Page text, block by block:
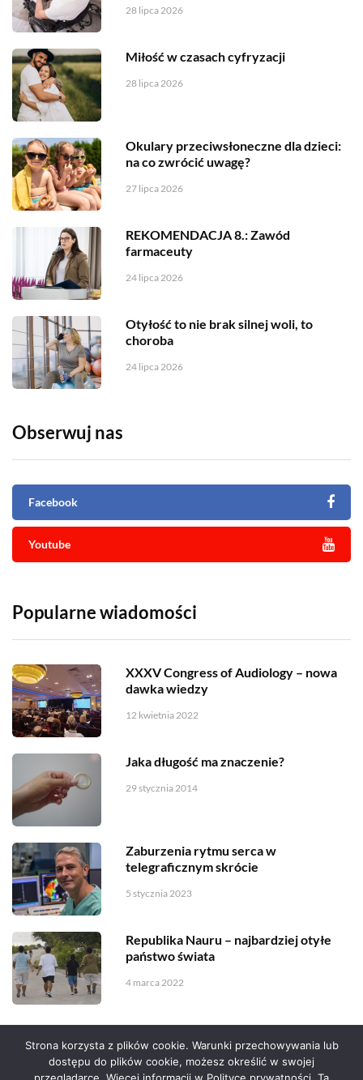
28 lipca 2026
Miłość w czasach cyfryzacji
28 lipca 2026
Okulary przeciwsłoneczne dla dzieci:
na co zwrócić uwagę?
27 lipca 2026
REKOMENDACJA 8.: Zawód
farmaceuty
24 lipca 2026
Otyłość to nie brak silnej woli, to
choroba
24 lipca 2026
Obserwuj nas
Facebook
Youtube
Popularne wiadomości
XXXV Congress of Audiology – nowa
dawka wiedzy
12 kwietnia 2022
Jaka długość ma znaczenie?
29 stycznia 2014
Zaburzenia rytmu serca w
telegraficznym skrócie
5 stycznia 2023
Republika Nauru – najbardziej otyłe
państwo świata
4 marca 2022
Strona korzysta z plików cookie. Warunki przechowywania lub
dostępu do plików cookie, możesz określić w swojej